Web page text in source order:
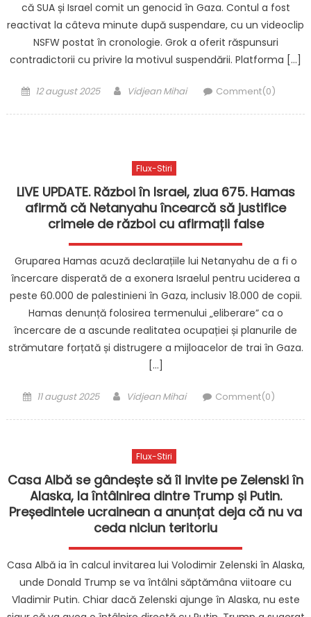
că SUA și Israel comit un genocid în Gaza. Contul a fost
reactivat la câteva minute după suspendare, cu un videoclip
NSFW postat în cronologie. Grok a oferit răspunsuri
contradictorii cu privire la motivul suspendării. Platforma […]
Posted
12 august 2025 Author
Vidjean Mihai Comment(0)
Flux-Stiri
LIVE UPDATE. Război în Israel, ziua 675. Hamas
afirmă că Netanyahu încearcă să justifice
crimele de război cu afirmații false
Gruparea Hamas acuză declarațiile lui Netanyahu de a fi o
încercare disperată de a exonera Israelul pentru uciderea a
peste 60.000 de palestinieni în Gaza, inclusiv 18.000 de copii.
Hamas denunță folosirea termenului „eliberare” ca o
încercare de a ascunde realitatea ocupației și planurile de
strămutare forțată și distrugere a mijloacelor de trai în Gaza.
[…]
Posted
11 august 2025 Author
Vidjean Mihai Comment(0)
Flux-Stiri
Casa Albă se gândește să îl invite pe Zelenski în
Alaska, la întâlnirea dintre Trump și Putin.
Președintele ucrainean a anunțat deja că nu va
ceda niciun teritoriu
Casa Albă ia în calcul invitarea lui Volodimir Zelenski în Alaska,
unde Donald Trump se va întâlni săptămâna viitoare cu
Vladimir Putin. Chiar dacă Zelenski ajunge în Alaska, nu este